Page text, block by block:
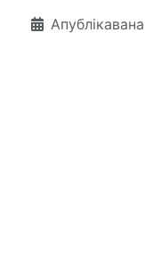
Падрабязнасці